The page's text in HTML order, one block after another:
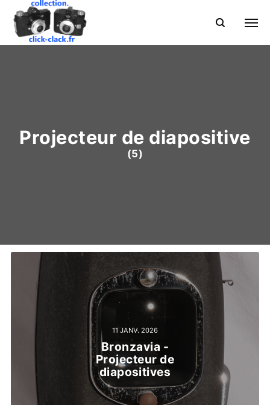
Projecteur de diapositive
(5)
11 JANV. 2026
Bronzavia -
Projecteur de
diapositives